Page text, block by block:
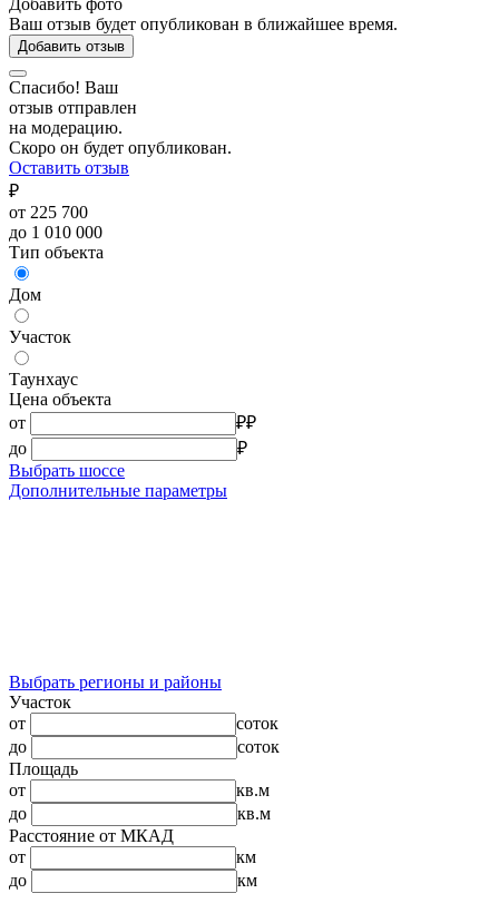
Ваш отзыв будет опубликован в ближайшее время.
Добавить отзыв
Спасибо! Ваш
отзыв отправлен
на модерацию.
Скоро он будет опубликован.
Оставить отзыв
₽
от 225 700
до 1 010 000
Тип объекта
Дом
Участок
Таунхаус
Цена объекта
от
₽₽
до
₽
Выбрать шоссе
Дополнительные параметры
Выбрать регионы и районы
Участок
от
соток
до
соток
Площадь
от
кв.м
до
кв.м
Расстояние от МКАД
от
км
до
км